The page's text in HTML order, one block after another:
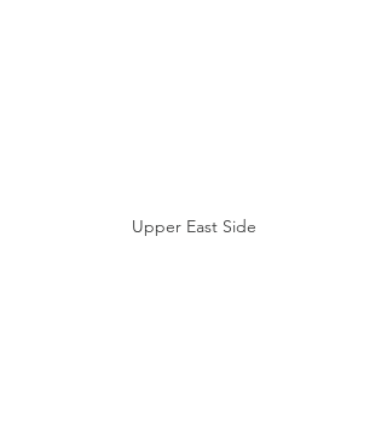
Upper East Side